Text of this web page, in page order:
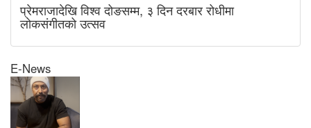
प्रेमराजादेखि विश्व दोङसम्म, ३ दिन दरबार रोधीमा
लोकसंगीतको उत्सव
E-News